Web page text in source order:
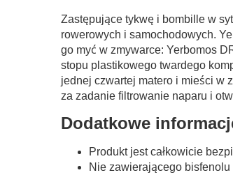
Zastępujące tykwę i bombille w
rowerowych i samochodowych.
go myć w zmywarce: Yerbomos
stopu plastikowego twardego
jednej czwartej matero i mieści w
za zadanie filtrowanie naparu i
Dodatkowe
Produkt jest całkowicie
Nie zawierającego bisfenolu